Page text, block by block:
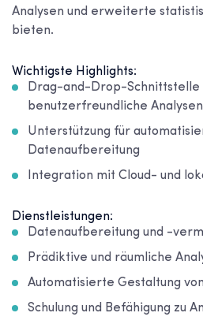
Analysen und erweiterte
bieten.
Wichtigste Highlights:
Drag-and-Drop-Schnittstelle
benutzerfreundliche Analysen
Unterstützung für
Datenaufbereitung
Integration mit Cloud- und
Dienstleistungen:
Datenaufbereitung und -
Prädiktive und räumliche
Automatisierte Gestaltung
Schulung und Befähigung zu